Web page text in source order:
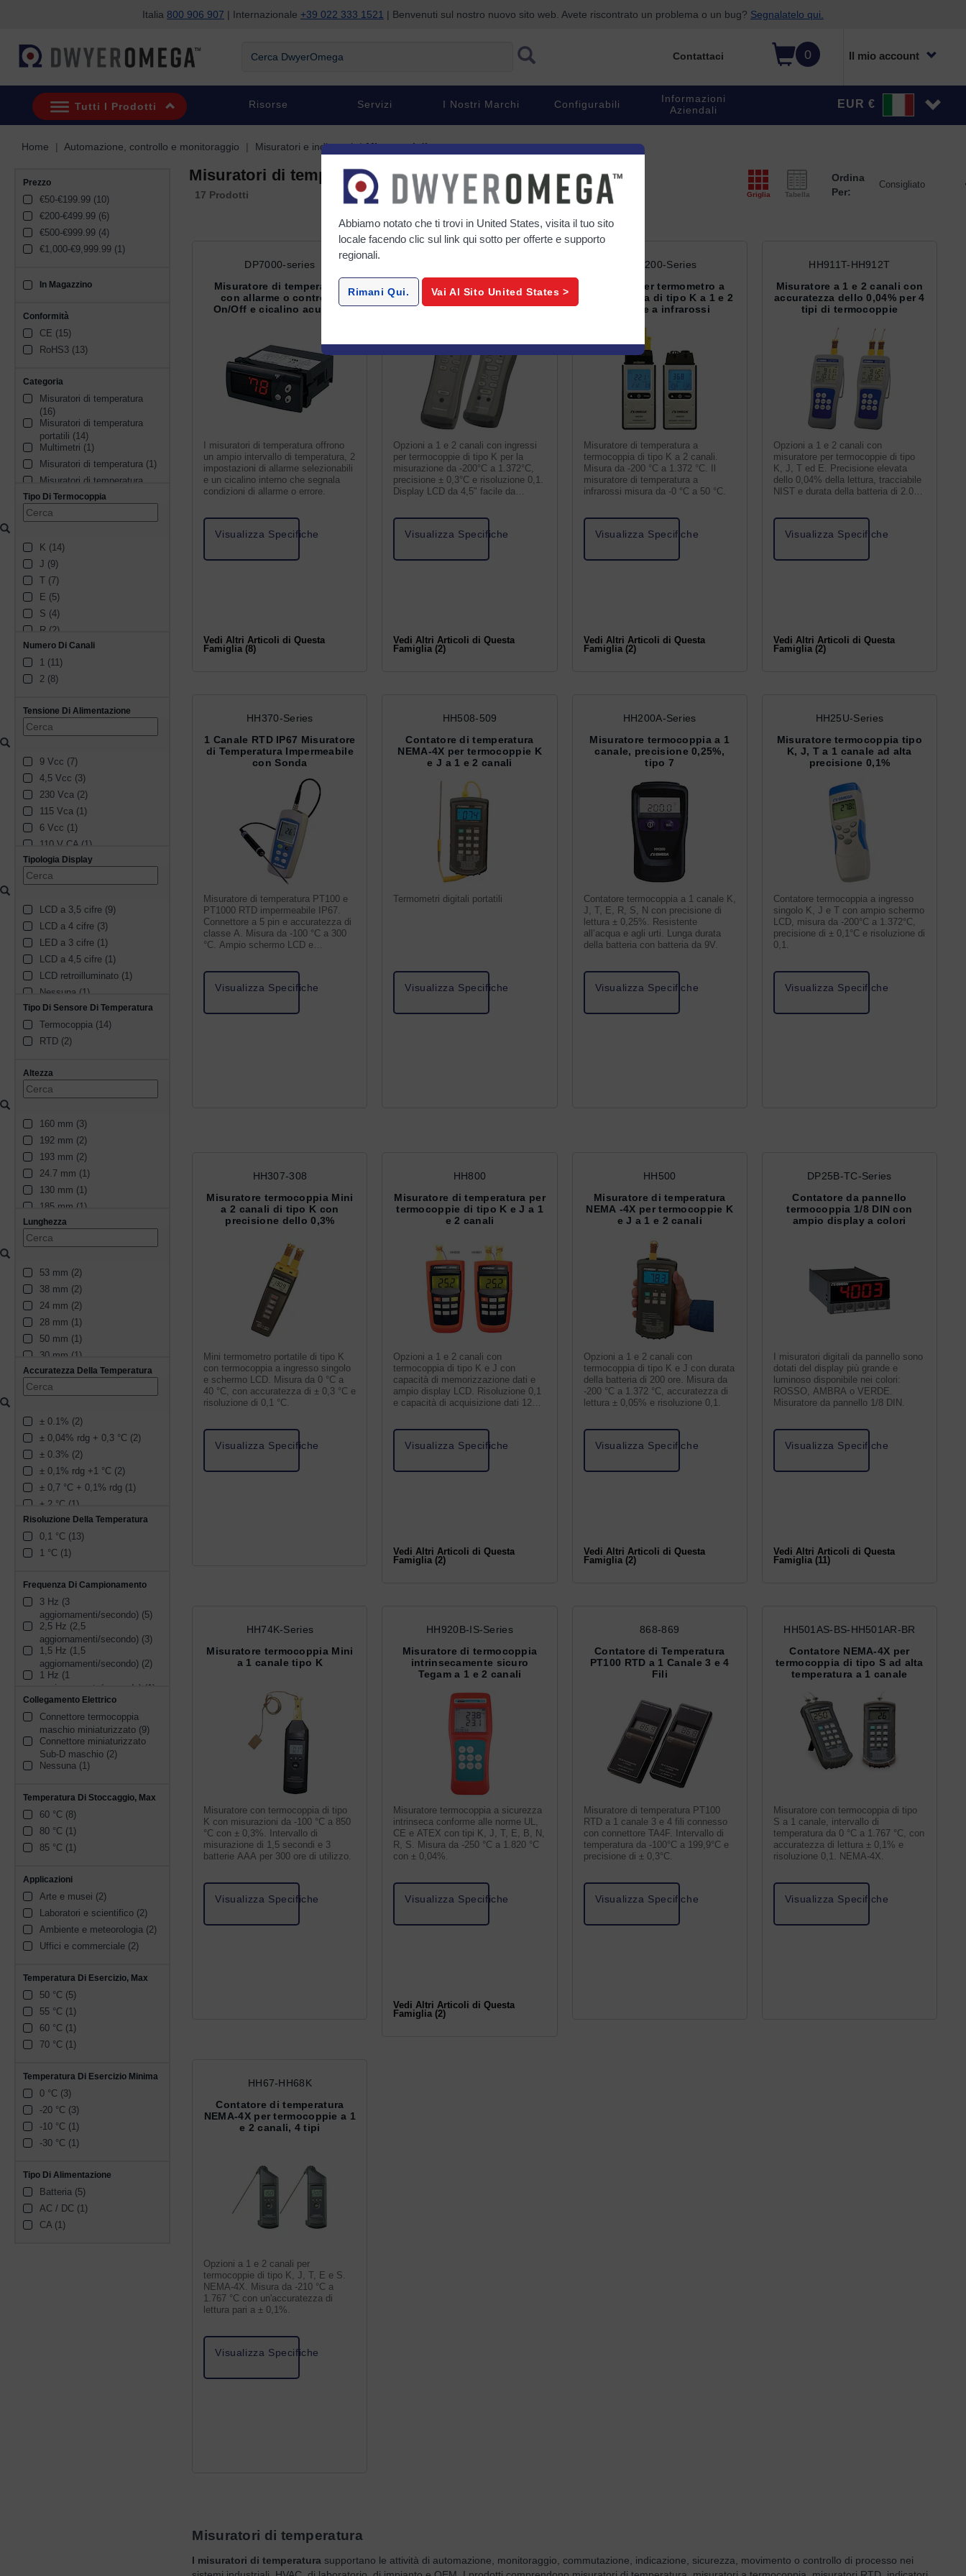
Italia 800 906 907 | Internazionale +39 022 333 1521 | Benvenuti sul nostro nuovo sito web. Avete riscontrato un problema o un bug? Segnalatelo qui.
0 Il mio account
Contattaci
Tutti I Prodotti Risorse Servizi I Nostri Marchi Configurabili
Informazioni
Aziendali
EUR €
Home Automazione, controllo e monitoraggio Misuratori e indicatori Misuratori di temperatura
Prezzo
€50-€199.99 (10)
€200-€499.99 (6)
€500-€999.99 (4)
€1,000-€9,999.99 (1)
In Magazzino
sku_availability_it
Conformità
CE (15)
RoHS3 (13)
Categoria
Misuratori di temperatura
(16)
Misuratori di temperatura
portatili (14)
Multimetri (1)
Misuratori di temperatura (1)
Misuratori di temperatura
portatili (1)
Tipo Di Termocoppia
K (14)
J (9)
T (7)
E (5)
S (4)
R (2)
N (2)
J DIN (1)
N/A (1)
Numero Di Canali
1 (11)
2 (8)
Tensione Di Alimentazione
9 Vcc (7)
4,5 Vcc (3)
230 Vca (2)
115 Vca (1)
6 Vcc (1)
110 V CA (1)
60 Vcc (1)
12 V CA/CC (1)
24 V CA/CC (1)
Tipologia Display
LCD a 3,5 cifre (9)
LCD a 4 cifre (3)
LED a 3 cifre (1)
LCD a 4,5 cifre (1)
LCD retroilluminato (1)
Nessuna (1)
LCD (1)
LED a 4 cifre (1)
Tipo Di Sensore Di Temperatura
Termocoppia (14)
RTD (2)
Altezza
160 mm (3)
192 mm (2)
193 mm (2)
24.7 mm (1)
130 mm (1)
185 mm (1)
159 mm (1)
48 mm (1)
195 mm (1)
148 mm (1)
164 mm (1)
Lunghezza
53 mm (2)
38 mm (2)
24 mm (2)
28 mm (1)
50 mm (1)
30 mm (1)
33 mm (1)
31 mm (1)
35 mm (1)
84 mm (1)
152 mm (1)
Accuratezza Della Temperatura
± 0.1% (2)
± 0,04% rdg + 0,3 °C (2)
± 0.3% (2)
± 0,1% rdg +1 °C (2)
± 0,7 °C + 0,1% rdg (1)
± 2 °C (1)
± 0,1% del valore letto + 0,4
°C (1)
± 0,3 °C (1)
± 5 °C (1)
Risoluzione Della Temperatura
0,1 °C (13)
1 °C (1)
Frequenza Di Campionamento
3 Hz (3
aggiornamenti/secondo) (5)
2,5 Hz (2,5
aggiornamenti/secondo) (3)
1,5 Hz (1,5
aggiornamenti/secondo) (2)
1 Hz (1
aggiornamento/secondo) (1)
2 Hz (2
aggiornamenti/secondo) (1)
Collegamento Elettrico
Connettore termocoppia
maschio miniaturizzato (9)
Connettore miniaturizzato
Sub-D maschio (2)
Nessuna (1)
Temperatura Di Stoccaggio, Max
60 °C (8)
80 °C (1)
85 °C (1)
Applicazioni
Arte e musei (2)
Laboratori e scientifico (2)
Ambiente e meteorologia (2)
Uffici e commerciale (2)
Temperatura Di Esercizio, Max
50 °C (5)
55 °C (1)
60 °C (1)
70 °C (1)
Temperatura Di Esercizio Minima
0 °C (3)
-20 °C (3)
-10 °C (1)
-30 °C (1)
Tipo Di Alimentazione
Batteria (5)
AC / DC (1)
CA (1)
Misuratori di temperatura
Griglia Tabella
Ordina
Per:
17 Prodotti
DP7000-series
Misuratore di temperatura
con allarme o controllo
On/Off e cicalino acustico
I misuratori di temperatura offrono
un ampio intervallo di temperatura, 2
impostazioni di allarme selezionabili
e un cicalino interno che segnala
condizioni di allarme o errore.
Visualizza Specifiche
Vedi Altri Articoli di Questa
Famiglia (8)
Contatore termocoppia tipo K
ad alta precisione 0,1% a 1 e
2 canali
Opzioni a 1 e 2 canali con ingressi
per termocoppie di tipo K per la
misurazione da -200°C a 1.372°C,
precisione ± 0,3°C e risoluzione 0,1.
Display LCD da 4,5" facile da
Visualizza Specifiche
Vedi Altri Articoli di Questa
Famiglia (2)
HHC200-Series
Opzioni per termometro a
termocoppia di tipo K a 1 e 2
canali e a infrarossi
Misuratore di temperatura a
termocoppia di tipo K a 2 canali.
Misura da -200 °C a 1.372 °C. Il
misuratore di temperatura a
infrarossi misura da -0 °C a 50 °C.
Visualizza Specifiche
Vedi Altri Articoli di Questa
Famiglia (2)
HH911T-HH912T
Misuratore a 1 e 2 canali con
accuratezza dello 0,04% per 4
tipi di termocoppie
Opzioni a 1 e 2 canali con
misuratore per termocoppie di tipo
K, J, T ed E. Precisione elevata
dello 0,04% della lettura, tracciabile
NIST e durata della batteria di 2.000
Visualizza Specifiche
Vedi Altri Articoli di Questa
Famiglia (2)
HH370-Series
1 Canale RTD IP67 Misuratore
di Temperatura Impermeabile
con Sonda
Misuratore di temperatura PT100 e
PT1000 RTD impermeabile IP67.
Connettore a 5 pin e accuratezza di
classe A. Misura da -100 °C a 300
°C. Ampio schermo LCD e
Visualizza Specifiche
HH508-509
Contatore di temperatura
NEMA-4X per termocoppie K
e J a 1 e 2 canali
Termometri digitali portatili
Visualizza Specifiche
HH200A-Series
Misuratore termocoppia a 1
canale, precisione 0,25%,
tipo 7
Contatore termocoppia a 1 canale K,
J, T, E, R, S, N con precisione di
lettura ± 0,25%. Resistente
all’acqua e agli urti. Lunga durata
della batteria con batteria da 9V.
Visualizza Specifiche
HH25U-Series
Misuratore termocoppia tipo
K, J, T a 1 canale ad alta
precisione 0,1%
Contatore termocoppia a ingresso
singolo K, J e T con ampio schermo
LCD, misura da -200°C a 1.372°C,
precisione di ± 0,1°C e risoluzione di
0,1.
Visualizza Specifiche
HH307-308
Misuratore termocoppia Mini
a 2 canali di tipo K con
precisione dello 0,3%
Mini termometro portatile di tipo K
con termocoppia a ingresso singolo
e schermo LCD. Misura da 0 °C a
40 °C, con accuratezza di ± 0,3 °C e
risoluzione di 0,1 °C.
Visualizza Specifiche
HH800
Misuratore di temperatura per
termocoppie di tipo K e J a 1
e 2 canali
Opzioni a 1 e 2 canali con
termocoppia di tipo K e J con
capacità di memorizzazione dati e
ampio display LCD. Risoluzione 0,1
e capacità di acquisizione dati 120
Visualizza Specifiche
Vedi Altri Articoli di Questa
Famiglia (2)
HH500
Misuratore di temperatura
NEMA -4X per termocoppie K
e J a 1 e 2 canali
Opzioni a 1 e 2 canali con
termocoppia di tipo K e J con durata
della batteria di 200 ore. Misura da
-200 °C a 1.372 °C, accuratezza di
lettura ± 0,05% e risoluzione 0,1.
Visualizza Specifiche
Vedi Altri Articoli di Questa
Famiglia (2)
DP25B-TC-Series
Contatore da pannello
termocoppia 1/8 DIN con
ampio display a colori
I misuratori digitali da pannello sono
dotati del display più grande e
luminoso disponibile nei colori:
ROSSO, AMBRA o VERDE.
Misuratore da pannello 1/8 DIN.
Visualizza Specifiche
Vedi Altri Articoli di Questa
Famiglia (11)
HH74K-Series
Misuratore termocoppia Mini
a 1 canale tipo K
Misuratore con termocoppia di tipo
K con misurazioni da -100 °C a 850
°C con ± 0,3%. Intervallo di
misurazione di 1,5 secondi e 3
batterie AAA per 300 ore di utilizzo.
Visualizza Specifiche
HH920B-IS-Series
Misuratore di termocoppia
intrinsecamente sicuro
Tegam a 1 e 2 canali
Misuratore termocoppia a sicurezza
intrinseca conforme alle norme UL,
CE e ATEX con tipi K, J, T, E, B, N,
R, S. Misura da -250 °C a 1.820 °C
con ± 0,04%.
Visualizza Specifiche
Vedi Altri Articoli di Questa
Famiglia (2)
868-869
Contatore di Temperatura
PT100 RTD a 1 Canale 3 e 4
Fili
Misuratore di temperatura PT100
RTD a 1 canale 3 e 4 fili connesso
con connettore TA4F. Intervallo di
temperatura da -100°C a 199,9°C e
precisione di ± 0,3°C.
Visualizza Specifiche
HH501AS-BS-HH501AR-BR
Contatore NEMA-4X per
termocoppia di tipo S ad alta
temperatura a 1 canale
Misuratore con termocoppia di tipo
S a 1 canale, intervallo di
temperatura da 0 °C a 1.767 °C, con
accuratezza di lettura ± 0,1% e
risoluzione 0,1. NEMA-4X.
Visualizza Specifiche
HH67-HH68K
Contatore di temperatura
NEMA-4X per termocoppie a 1
e 2 canali, 4 tipi
Opzioni a 1 e 2 canali per
termocoppie di tipo K, J, T, E e S.
NEMA-4X. Misura da -210 °C a
1.767 °C con un'accuratezza di
lettura pari a ± 0,1%.
Visualizza Specifiche
Misuratori di temperatura
I misuratori di temperatura supportano le attività di automazione, monitoraggio, commutazione, indicazione, sicurezza, movimento o controllo di processo nei
Abbiamo notato che ti trovi in United States, visita il tuo sito
locale facendo clic sul link qui sotto per offerte e supporto
regionali.
Rimani Qui. Vai Al Sito United States >